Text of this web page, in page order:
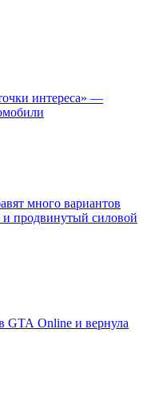
интереса» —
много вариантов
продвинутый силовой
GTA Online и вернула